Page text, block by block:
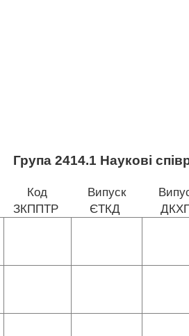
Група 2414.1 Наукові
Код
ЗКППТР
Випуск
ЄТКД